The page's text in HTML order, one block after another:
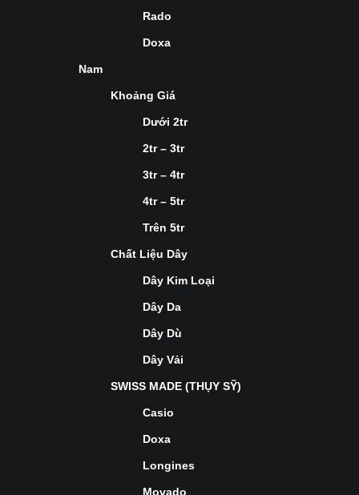
Rado
Doxa
Nam
Khoảng Giá
Dưới 2tr
2tr – 3tr
3tr – 4tr
4tr – 5tr
Trên 5tr
Chất Liệu Dây
Dây Kim Loại
Dây Da
Dây Dù
Dây Vải
SWISS MADE (THỤY SỸ)
Casio
Doxa
Longines
Movado